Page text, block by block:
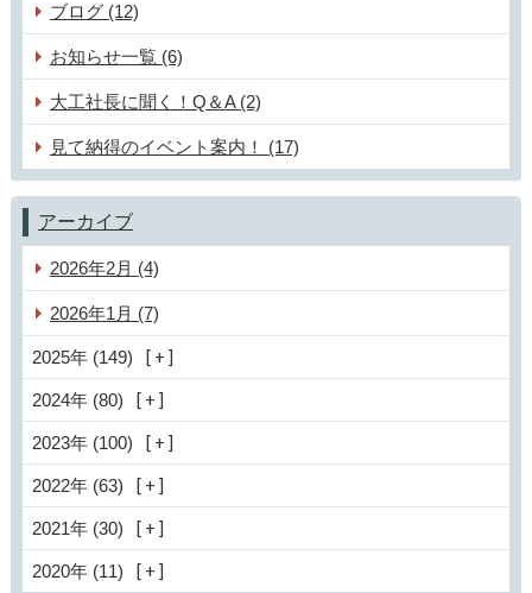
ブログ (12)
お知らせ一覧 (6)
大工社長に聞く！Q＆A (2)
見て納得のイベント案内！ (17)
アーカイブ
2026年2月 (4)
2026年1月 (7)
2025年 (149)
2024年 (80)
2023年 (100)
2022年 (63)
2021年 (30)
2020年 (11)